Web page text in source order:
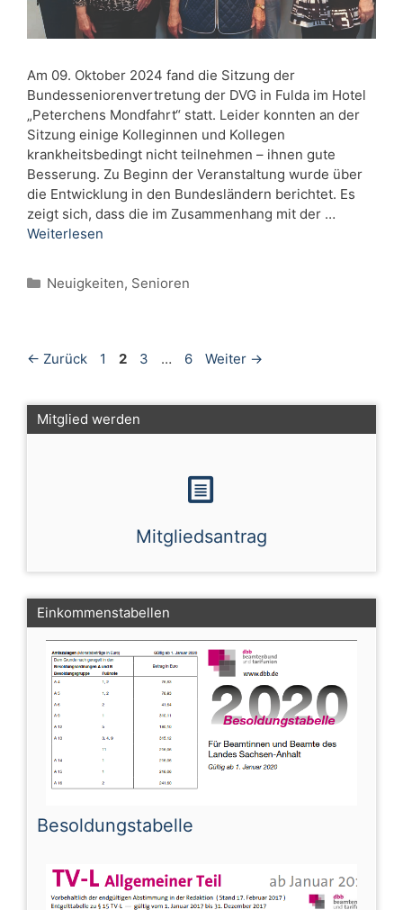
Am 09. Oktober 2024 fand die Sitzung der
Bundesseniorenvertretung der DVG in Fulda im Hotel
„Peterchens Mondfahrt“ statt. Leider konnten an der
Sitzung einige Kolleginnen und Kollegen
krankheitsbedingt nicht teilnehmen – ihnen gute
Besserung. Zu Beginn der Veranstaltung wurde über
die Entwicklung in den Bundesländern berichtet. Es
zeigt sich, dass die im Zusammenhang mit der …
Weiterlesen
Kategorien
Neuigkeiten, Senioren
← Zurück Seite
1 Seite
2 Seite
3 … Seite
6 Weiter →
Mitglied werden
Mitgliedsantrag
Einkommenstabellen
Besoldungstabelle